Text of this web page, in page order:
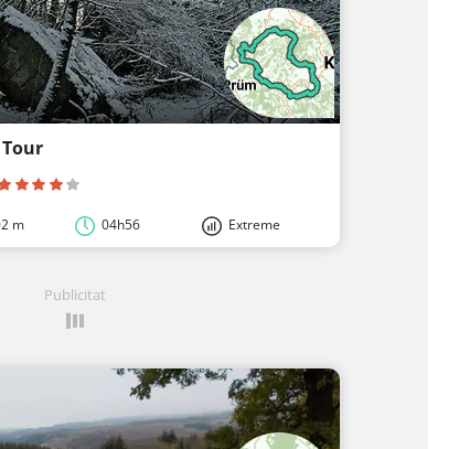
m 04h56 Extreme
Publicitat